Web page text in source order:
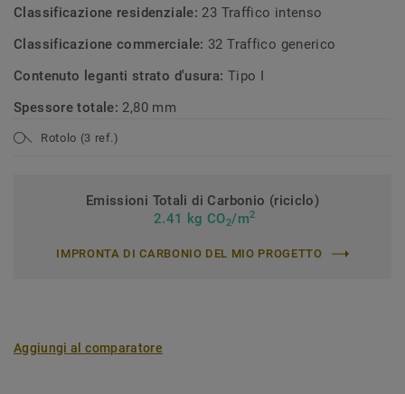
Classificazione residenziale: 23 Traffico intenso
Classificazione commerciale: 32 Traffico generico
Contenuto leganti strato d'usura: Tipo I
Spessore totale: 2,80 mm
Rotolo (3 ref.)
Emissioni Totali di Carbonio (riciclo)
2.41 kg CO2/m2
IMPRONTA DI CARBONIO DEL MIO PROGETTO
Aggiungi al comparatore